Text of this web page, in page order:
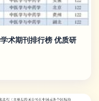
术期刊排行榜 优质研